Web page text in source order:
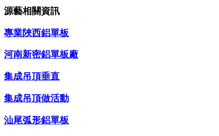
源藝相關資訊
專業陜西鋁單板
河南新密鋁單板廠
集成吊頂垂直
集成吊頂做活動
汕尾弧形鋁單板